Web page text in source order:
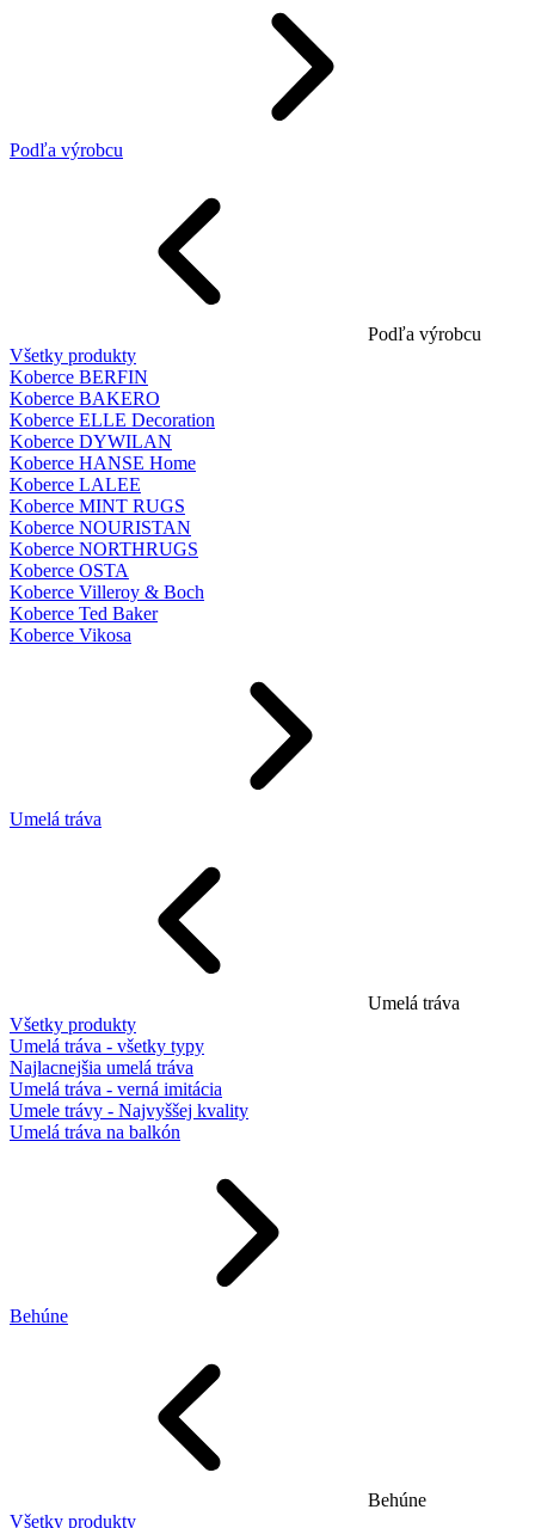
Podľa výrobcu
Podľa výrobcu
Všetky produkty
Koberce BERFIN
Koberce BAKERO
Koberce ELLE Decoration
Koberce DYWILAN
Koberce HANSE Home
Koberce LALEE
Koberce MINT RUGS
Koberce NOURISTAN
Koberce NORTHRUGS
Koberce OSTA
Koberce Villeroy & Boch
Koberce Ted Baker
Koberce Vikosa
Umelá tráva
Umelá tráva
Všetky produkty
Umelá tráva - všetky typy
Najlacnejšia umelá tráva
Umelá tráva - verná imitácia
Umele trávy - Najvyššej kvality
Umelá tráva na balkón
Behúne
Behúne
Všetky produkty